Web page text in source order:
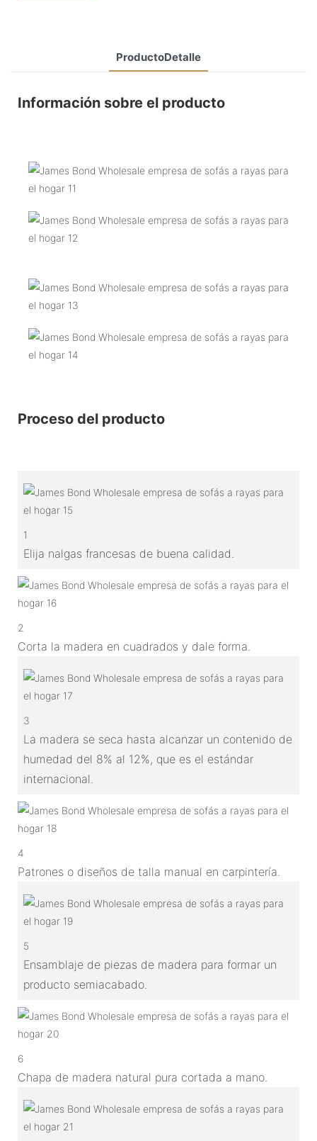
ProductoDetalle
Información sobre el producto
Proceso del producto
1
Elija nalgas francesas de buena calidad.
2
Corta la madera en cuadrados y dale forma.
3
La madera se seca hasta alcanzar un contenido de
humedad del 8% al 12%, que es el estándar
internacional.
4
Patrones o diseños de talla manual en carpintería.
5
Ensamblaje de piezas de madera para formar un
producto semiacabado.
6
Chapa de madera natural pura cortada a mano.